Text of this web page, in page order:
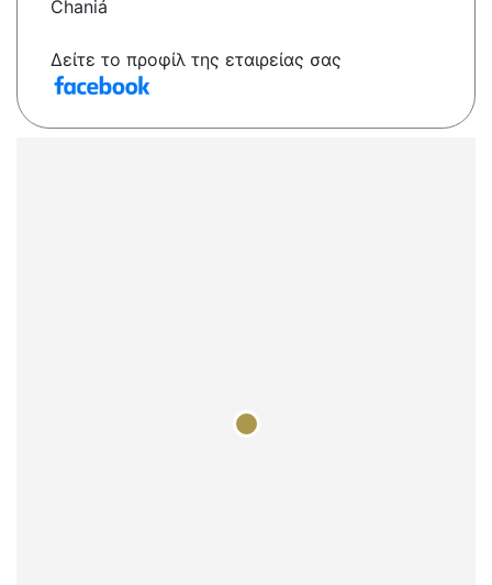
Chaniá
Δείτε το προφίλ της εταιρείας σας